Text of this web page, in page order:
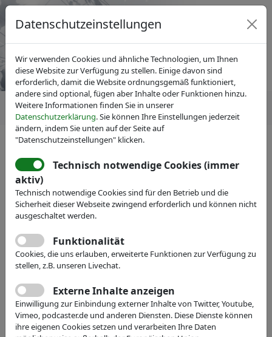
IVAM Fachverband für Mikrotechnik
Team
Datenschutzeinstellungen
Wir verwenden Cookies und ähnliche Technologien, um Ihnen
diese Website zur Verfügung zu stellen. Einige davon sind
erforderlich, damit die Website ordnungsgemäß funktioniert,
andere sind optional, fügen aber Inhalte oder Funktionen hinzu.
Weitere Informationen finden Sie in unserer
Datenschutzerklärung. Sie können Ihre Einstellungen jederzeit
ändern, indem Sie unten auf der Seite auf
"Datenschutzeinstellungen" klicken.
Technisch notwendige Cookies (immer
aktiv)
Technisch notwendige Cookies sind für den Betrieb und die
Sicherheit dieser Webseite zwingend erforderlich und können nicht
ausgeschaltet werden.
Funktionalität
Cookies, die uns erlauben, erweiterte Funktionen zur Verfügung zu
stellen, z.B. unseren Livechat.
Externe Inhalte anzeigen
Einwilligung zur Einbindung externer Inhalte von Twitter, Youtube,
Vimeo, podcaster.de und anderen Diensten. Diese Dienste können
ihre eigenen Cookies setzen und verarbeiten Ihre Daten